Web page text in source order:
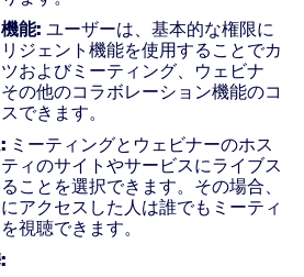
能: ユーザーは、基本的な権限に
ジェント機能を使用することでカ
およびミーティング、ウェビナ
の他のコラボレーション機能のコ
できます。
ミーティングとウェビナーのホス
ィのサイトやサービスにライブス
ことを選択できます。その場合、
アクセスした人は誰でもミーティ
視聴できます。